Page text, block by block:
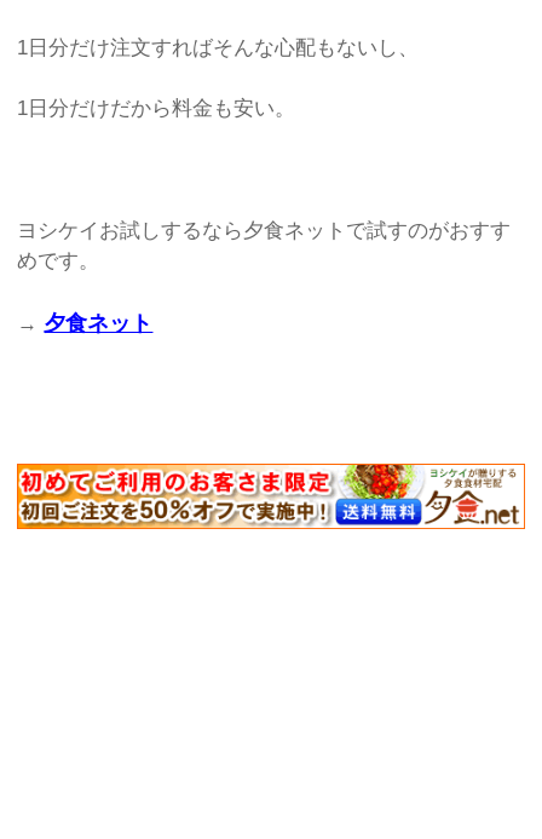
1日分だけ注文すればそんな心配もないし、
1日分だけだから料金も安い。
ヨシケイお試しするなら夕食ネットで試すのがおすす
めです。
→ 夕食ネット